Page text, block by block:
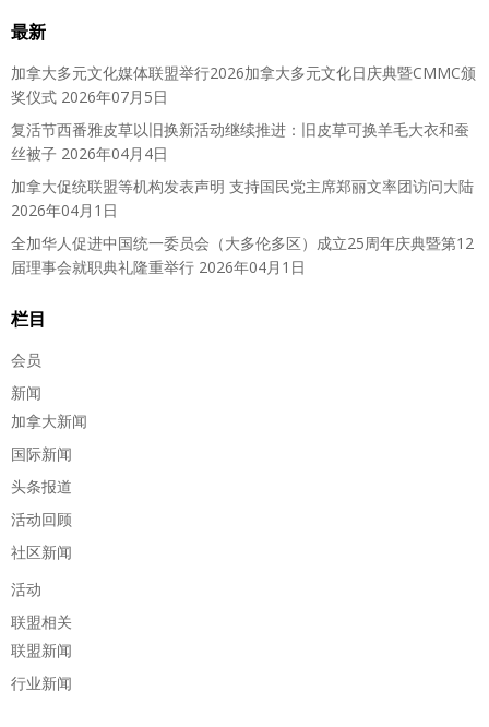
最新
加拿大多元文化媒体联盟举行2026加拿大多元文化日庆典暨CMMC颁
奖仪式 2026年07月5日
复活节西番雅皮草以旧换新活动继续推进：旧皮草可换羊毛大衣和蚕
丝被子 2026年04月4日
加拿大促统联盟等机构发表声明 支持国民党主席郑丽文率团访问大陆
2026年04月1日
全加华人促进中国统一委员会（大多伦多区）成立25周年庆典暨第12
届理事会就职典礼隆重举行 2026年04月1日
栏目
会员
新闻
加拿大新闻
国际新闻
头条报道
活动回顾
社区新闻
活动
联盟相关
联盟新闻
行业新闻